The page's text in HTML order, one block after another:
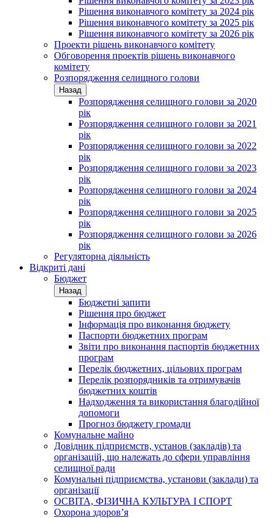
Рішення виконавчого комітету за 2024 рік
Рішення виконавчого комітету за 2025 рік
Рішення виконавчого комітету за 2026 рік
Проекти рішень виконавчого комітету
Обговорення проектів рішень виконавчого
комітету
Розпорядження селищного голови
Назад
Розпорядження селищного голови за 2020
рік
Розпорядження селищного голови за 2021
рік
Розпорядження селищного голови за 2022
рік
Розпорядження селищного голови за 2023
рік
Розпорядження селищного голови за 2024
рік
Розпорядження селищного голови за 2025
рік
Розпорядження селищного голови за 2026
рік
Регуляторна діяльність
Відкриті дані
Бюджет
Назад
Бюджетні запити
Рішення про бюджет
Інформація про виконання бюджету
Паспорти бюджетних програм
Звіти про виконання паспортів бюджетних
програм
Перелік бюджетних, цільових програм
Перелік розпорядників та отримувачів
бюджетних коштів
Надходження та використання благодійної
допомоги
Прогноз бюджету громади
Комунальне майно
Довідник підприємств, установ (закладів) та
організацій, що належать до сфери управління
селищної ради
Комунальні підприємства, установи (заклади) та
організації
ОСВІТА, ФІЗИЧНА КУЛЬТУРА І СПОРТ
Охорона здоров’я